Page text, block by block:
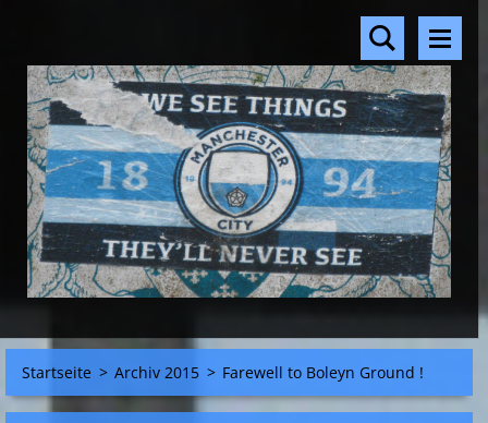
Startseite > Archiv 2015 > Farewell to Boleyn Ground !